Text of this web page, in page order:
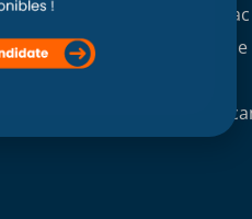
Formation initiale Post Bac
Formation professionnelle
Demande de dossier de